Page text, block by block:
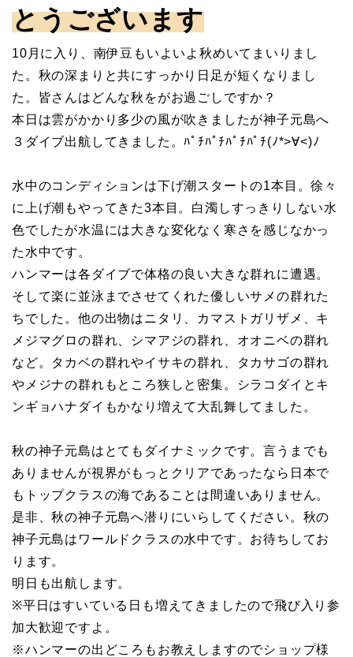
サ
ー
ビ
ス
とうございます
10月に入り、南伊豆もいよいよ秋めいてまいりまし
た。秋の深まりと共にすっかり日足が短くなりまし
た。皆さんはどんな秋をがお過ごしですか？
本日は雲がかかり多少の風が吹きましたが神子元島へ
３ダイブ出航してきました。ﾊﾟﾁﾊﾟﾁﾊﾟﾁﾊﾟﾁ(ﾉ*>∀<)ﾉ
水中のコンディションは下げ潮スタートの1本目。徐々
に上げ潮もやってきた3本目。白濁しすっきりしない水
色でしたが水温には大きな変化なく寒さを感じなかっ
た水中です。
ハンマーは各ダイブで体格の良い大きな群れに遭遇。
そして楽に並泳までさせてくれた優しいサメの群れた
ちでした。他の出物はニタリ、カマストガリザメ、キ
メジマグロの群れ、シマアジの群れ、オオニベの群れ
など。タカベの群れやイサキの群れ、タカサゴの群れ
やメジナの群れもところ狭しと密集。シラコダイとキ
ンギョハナダイもかなり増えて大乱舞してました。
秋の神子元島はとてもダイナミックです。言うまでも
ありませんが視界がもっとクリアであったなら日本で
もトップクラスの海であることは間違いありません。
是非、秋の神子元島へ潜りにいらしてください。秋の
神子元島はワールドクラスの水中です。お待ちしてお
ります。
明日も出航します。
※平日はすいている日も増えてきましたので飛び入り参
加大歓迎ですよ。
※ハンマーの出どころもお教えしますのでショップ様